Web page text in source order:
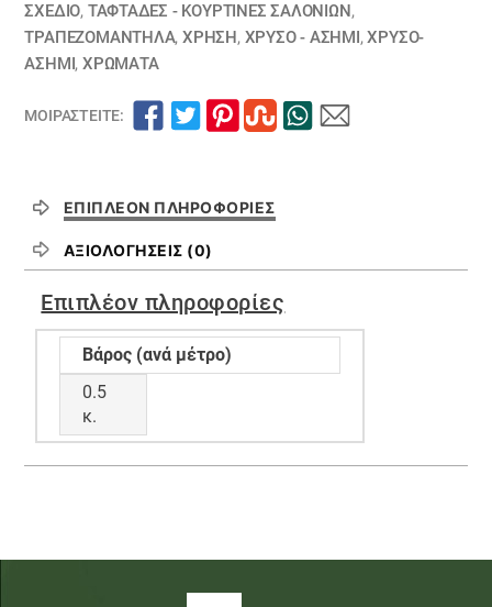
ΣΧΕΔΙΟ, ΤΑΦΤΆΔΕΣ - ΚΟΥΡΤΊΝΕΣ ΣΑΛΟΝΙΏΝ,
ΤΡΑΠΕΖΟΜΆΝΤΗΛΑ,ΧΡΗΣΗ, ΧΡΥΣΟ - ΑΣΗΜΙ,ΧΡΥΣΟ-
ΑΣΗΜΙ, ΧΡΏΜΑΤΑ
ΜΟΙΡΑΣΤΕΊΤΕ:
ΕΠΙΠΛΈΟΝ ΠΛΗΡΟΦΟΡΊΕΣ
ΑΞΙΟΛΟΓΉΣΕΙΣ (0)
Επιπλέον πληροφορίες
Βάρος (ανά μέτρο)
0.5
κ.